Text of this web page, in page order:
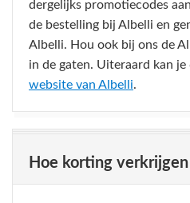
dergelijks promotiecodes
de bestelling bij Albelli en
Albelli. Hou ook bij ons de
in de gaten. Uiteraard kan
website van Albelli.
Hoe korting